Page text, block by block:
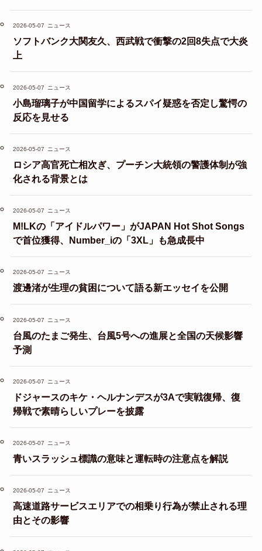
2026-05-07 ニュース
ソフトバンク大関友久、西武戦で衝撃の2回8失点で大炎
上
2026-05-07 ニュース
小島瑠璃子が中国留学によるスパイ疑惑を否定し驚愕の
反応を見せる
2026-05-07 ニュース
ロシア高官死亡相次ぎ、プーチン大統領の警護体制が強
化される背景とは
2026-05-07 ニュース
M!LKの「アイドルパワー」がJAPAN Hot Shot Songs
で首位獲得、Number_iの「3XL」も急成長中
2026-05-07 ニュース
渡邊渚が生理の貧困について語る新エッセイを公開
2026-05-07 ニュース
台風のたまご発生、台風5号への進展と全国の天候影響
予測
2026-05-07 ニュース
ドジャースのキケ・ヘルナンデスが3Aで実戦復帰、復
帰戦で素晴らしいプレーを披露
2026-05-07 ニュース
青いスラッシュ標識の意味と運転時の注意点を解説
2026-05-07 ニュース
高速道路サービスエリアでの相乗り行為が禁止される理
由とその影響